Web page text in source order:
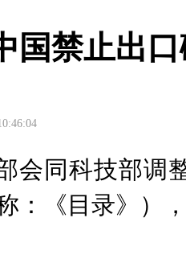
国禁止出
会同科技部调
：《目录》）